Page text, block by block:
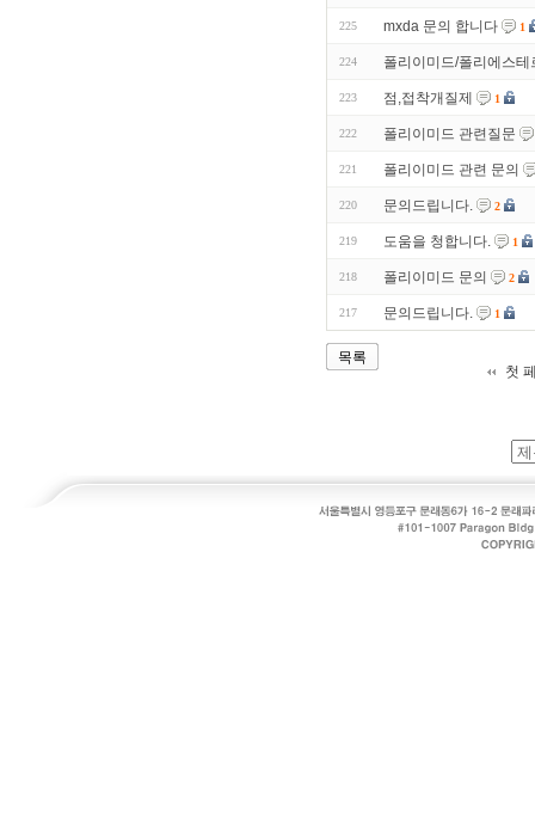
225 mxda 문의 합니다 1
224 폴리이미드/폴리에스테
223 점,접착개질제 1
222 폴리이미드 관련질문
221 폴리이미드 관련 문의
220 문의드립니다. 2
219 도움을 청합니다. 1
218 폴리이미드 문의 2
217 문의드립니다. 1
목록
첫